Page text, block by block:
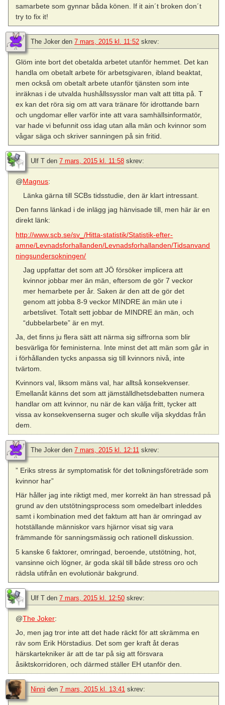
samarbete som gynnar båda könen. If it ain´t broken don´t
try to fix it!
The Joker den 7 mars, 2015 kl. 11:52 skrev:
Glöm inte bort det obetalda arbetet utanför hemmet. Det kan
handla om obetalt arbete för arbetsgivaren, ibland beaktat,
men också om obetalt arbete utanför tjänsten som inte
inräknas i de utvalda hushållssysslor man valt att titta på. T
ex kan det röra sig om att vara tränare för idrottande barn
och ungdomar eller varför inte att vara samhällsinformatör,
var hade vi befunnit oss idag utan alla män och kvinnor som
vågar säga och skriver sanningen på sin fritid.
Ulf T den 7 mars, 2015 kl. 11:58 skrev:
@Magnus:
Länka gärna till SCBs tidsstudie, den är klart intressant.
Den fanns länkad i de inlägg jag hänvisade till, men här är en
direkt länk:
http://www.scb.se/sv_/Hitta-statistik/Statistik-efter-
amne/Levnadsforhallanden/Levnadsforhallanden/Tidsanvand
ningsundersokningen/
Jag uppfattar det som att JÖ försöker implicera att
kvinnor jobbar mer än män, eftersom de gör 7 veckor
mer hemarbete per år. Saken är den att de gör det
genom att jobba 8-9 veckor MINDRE än män ute i
arbetslivet. Totalt sett jobbar de MINDRE än män, och
“dubbelarbete” är en myt.
Ja, det finns ju flera sätt att närma sig siffrorna som blir
besvärliga för feministerna. Inte minst det att män som går in
i förhållanden tycks anpassa sig till kvinnors nivå, inte
tvärtom.
Kvinnors val, liksom mäns val, har alltså konsekvenser.
Emellanåt känns det som att jämställdhetsdebatten numera
handlar om att kvinnor, nu när de kan välja fritt, tycker att
vissa av konsekvenserna suger och skulle vilja skyddas från
dem.
The Joker den 7 mars, 2015 kl. 12:11 skrev:
” Eriks stress är symptomatisk för det tolkningsföreträde som
kvinnor har”
Här håller jag inte riktigt med, mer korrekt än han stressad på
grund av den utstötningsprocess som omedelbart inleddes
samt i kombination med det faktum att han är omringad av
hotställande människor vars hjärnor visat sig vara
främmande för sanningsmässig och rationell diskussion.
5 kanske 6 faktorer, omringad, beroende, utstötning, hot,
vansinne oich lögner, är goda skäl till både stress oro och
rädsla utifrån en evolutionär bakgrund.
Ulf T den 7 mars, 2015 kl. 12:50 skrev:
@The Joker:
Jo, men jag tror inte att det hade räckt för att skrämma en
räv som Erik Hörstadius. Det som ger kraft åt deras
härskartekniker är att de tar på sig att försvara
åsiktskorridoren, och därmed ställer EH utanför den.
Ninni den 7 mars, 2015 kl. 13:41 skrev: